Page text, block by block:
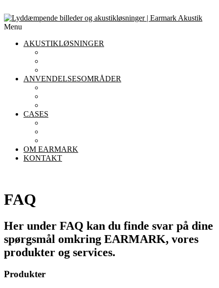
Menu
AKUSTIKLØSNINGER
ANVENDELSESOMRÅDER
CASES
OM EARMARK
KONTAKT
FAQ
Her under FAQ kan du finde svar på dine
spørgsmål omkring EARMARK, vores
produkter og services.
Produkter